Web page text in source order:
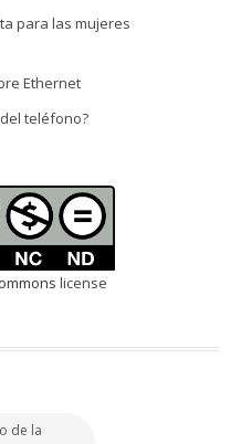
para las mujeres
Ethernet
teléfono?
license
de la